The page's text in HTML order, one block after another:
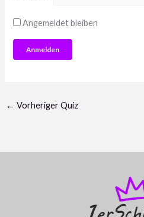
Angemeldet bleiben
← Vorheriger Quiz